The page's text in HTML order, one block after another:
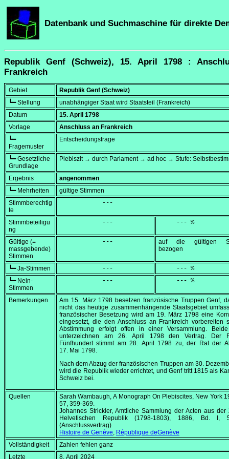
Datenbank und Suchmaschine für direkte
Republik Genf (Schweiz), 15. April 1798 :
Frankreich
Gebiet
Republik Genf (Schweiz)
┗━ Stellung
unabhängiger Staat wird Staatsteil (Frankreich)
Datum
15. April 1798
Vorlage
Anschluss an Frankreich
┗━
Fragemuster
Entscheidungsfrage
┗━ Gesetzliche
Grundlage
Plebiszit → durch Parlament → ad hoc → Stufe:
Ergebnis
angenommen
┗━ Mehrheiten
gültige Stimmen
Stimmberechtig
te
            ---
Stimmbeteiligu
ng
            ---
     --- %
Gültige (=
massgebende)
Stimmen
            ---
auf die gültigen
bezogen
┗━ Ja-Stimmen
            ---
     --- %
┗━ Nein-
Stimmen
            ---
     --- %
Bemerkungen Am 15. März 1798 besetzen französische Truppen Genf,
nicht das heutige zusammenhängende Staatsgebiet
französischer Besetzung wird am 19. März 1798 eine
eingesetzt, die den Anschluss an Frankreich vorbereiten
Abstimmung erfolgt offen in einer Versammlung.
unterzeichnen am 26. April 1798den Vertrag. Der
Fünfhundert stimmt am28. April 1798 zu, der Rat der
17. Mai 1798.
Nach dem Abzug der französischen Truppen am 30.
wird die Republik wieder errichtet, und Genf tritt 1815 als
Schweiz bei.
Quellen Sarah Wambaugh,A Monograph On Plebiscites, New York
57, 359-369.
Johannes Strickler, Amtliche Sammlung der Acten aus der
Helvetischen Republik (1798-1803), 1886, Bd. I,
(Anschlussvertrag)
Histoire de Genève, République deGenève
Vollständigkeit
Zahlen fehlen ganz
Letzte
8. April 2024